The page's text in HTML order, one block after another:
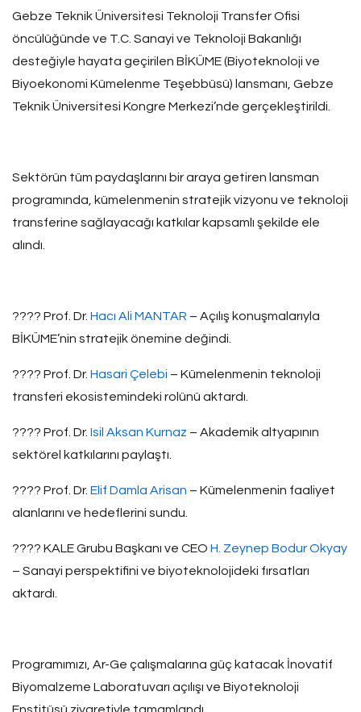
Gebze Teknik Üniversitesi Teknoloji Transfer Ofisi
öncülüğünde ve T.C. Sanayi ve Teknoloji Bakanlığı
desteğiyle hayata geçirilen BİKÜME (Biyoteknoloji ve
Biyoekonomi Kümelenme Teşebbüsü) lansmanı, Gebze
Teknik Üniversitesi Kongre Merkezi’nde gerçekleştirildi.
Sektörün tüm paydaşlarını bir araya getiren lansman
programında, kümelenmenin stratejik vizyonu ve teknoloji
transferine sağlayacağı katkılar kapsamlı şekilde ele
alındı.
???? Prof. Dr. Hacı Ali MANTAR – Açılış konuşmalarıyla
BİKÜME’nin stratejik önemine değindi.
???? Prof. Dr. Hasari Çelebi – Kümelenmenin teknoloji
transferi ekosistemindeki rolünü aktardı.
???? Prof. Dr. Isil Aksan Kurnaz – Akademik altyapının
sektörel katkılarını paylaştı.
???? Prof. Dr. Elif Damla Arisan – Kümelenmenin faaliyet
alanlarını ve hedeflerini sundu.
???? KALE Grubu Başkanı ve CEO H. Zeynep Bodur Okyay
– Sanayi perspektifini ve biyoteknolojideki fırsatları
aktardı.
Programımızı, Ar-Ge çalışmalarına güç katacak İnovatif
Biyomalzeme Laboratuvarı açılışı ve Biyoteknoloji
Enstitüsü ziyaretiyle tamamlandı.